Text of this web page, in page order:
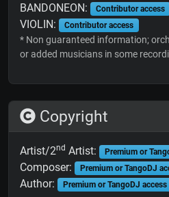
BANDONEON: Contributor access
VIOLIN: Contributor access
* Non guaranteed information;
or added musicians in some
Copyright
Artist/2nd Artist: Premium or
Composer: Premium or TangoDJ
Author: Premium or TangoDJ access